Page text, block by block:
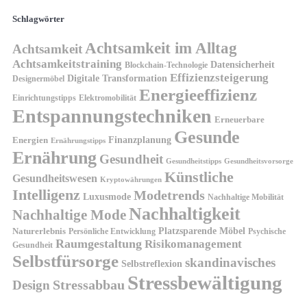
Schlagwörter
AchtsamkeitAchtsamkeit im Alltag
Achtsamkeitstraining Blockchain-Technologie Datensicherheit
Designermöbel Digitale Transformation Effizienzsteigerung
Einrichtungstipps Elektromobilität Energieeffizienz
Entspannungstechniken Erneuerbare
Energien Ernährungstipps Finanzplanung Gesunde
Ernährung Gesundheit Gesundheitstipps Gesundheitsvorsorge
Gesundheitswesen Kryptowährungen Künstliche
Intelligenz Luxusmode Modetrends Nachhaltige Mobilität
Nachhaltige ModeNachhaltigkeit
Naturerlebnis Persönliche Entwicklung Platzsparende Möbel Psychische
Gesundheit Raumgestaltung Risikomanagement
Selbstfürsorge Selbstreflexion skandinavisches
Design Stressabbau Stressbewältigung